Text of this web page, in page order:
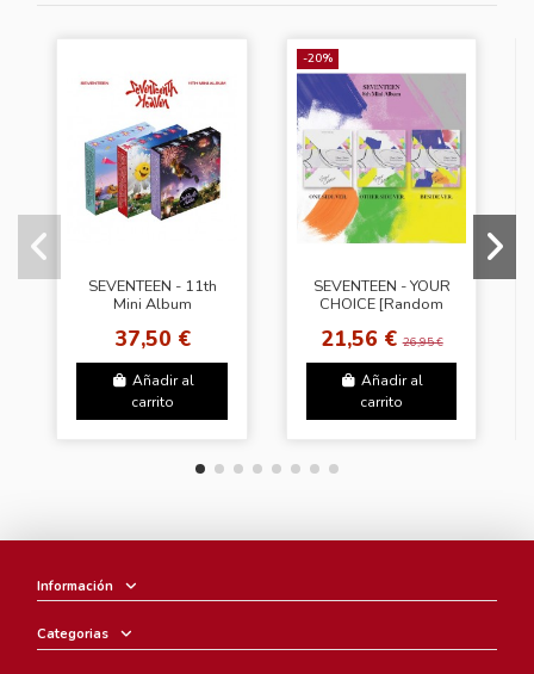
SEVENTEEN - 11th
Mini Album
HEAVEN] (Random
Ver.) + [LUCKY
DRAW] (SW)
37,50 €
Añadir al
carrito
-20%
SEVENTEEN - YOUR
CHOICE [Random
21,56 €26,95 €
Añadir al
carrito
Información
Categorias